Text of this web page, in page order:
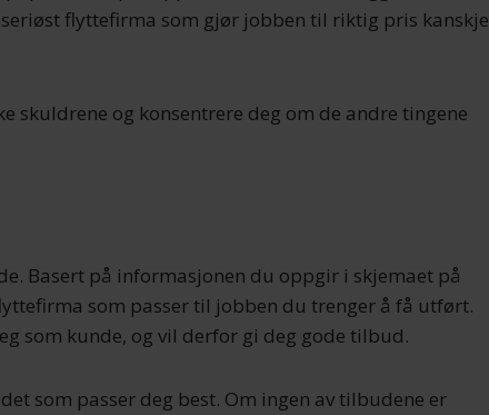
flyttefirma som gjør jobben til riktig pris kanskje
skuldrene og konsentrere deg om de andre tingene
Basert på informasjonen du oppgir i skjemaet på
som passer til jobben du trenger å få utført.
som kunde, og vil derfor gi deg gode tilbud.
som passer deg best. Om ingen av tilbudene er